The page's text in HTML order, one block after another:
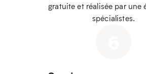
gratuite et réalisée par une
spécialistes.